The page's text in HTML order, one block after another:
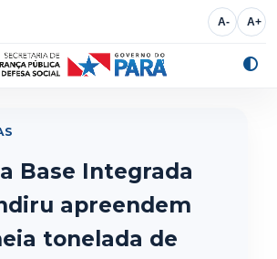
A- A+
Base Integrada
apreendem
tonelada de